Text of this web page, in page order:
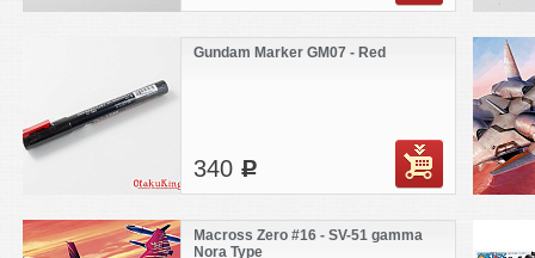
Gundam Marker GM07 - Red
340 c
Macross Zero #16 - SV-51 gamma
Nora Type